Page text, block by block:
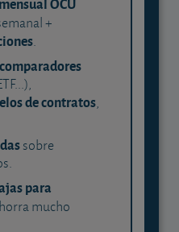
+
.
comparadores
de contratos,
sobre
para
mucho